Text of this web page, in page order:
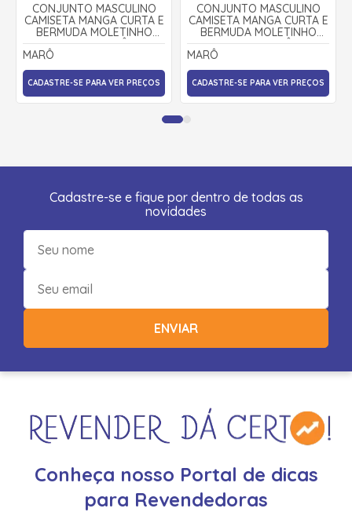
CONJUNTO MASCULINO
CAMISETA MANGA CURTA E
BERMUDA MOLETINHO
21336 - MARÔ
MARÔ
CADASTRE-SE PARA VER PREÇOS
CONJUNTO MASCULINO
CAMISETA MANGA CURTA E
BERMUDA MOLETINHO
21337 - MARÔ
MARÔ
CADASTRE-SE PARA VER PREÇOS
Cadastre-se e fique por dentro de todas as
novidades
ENVIAR
Conheça nosso Portal de dicas
para Revendedoras